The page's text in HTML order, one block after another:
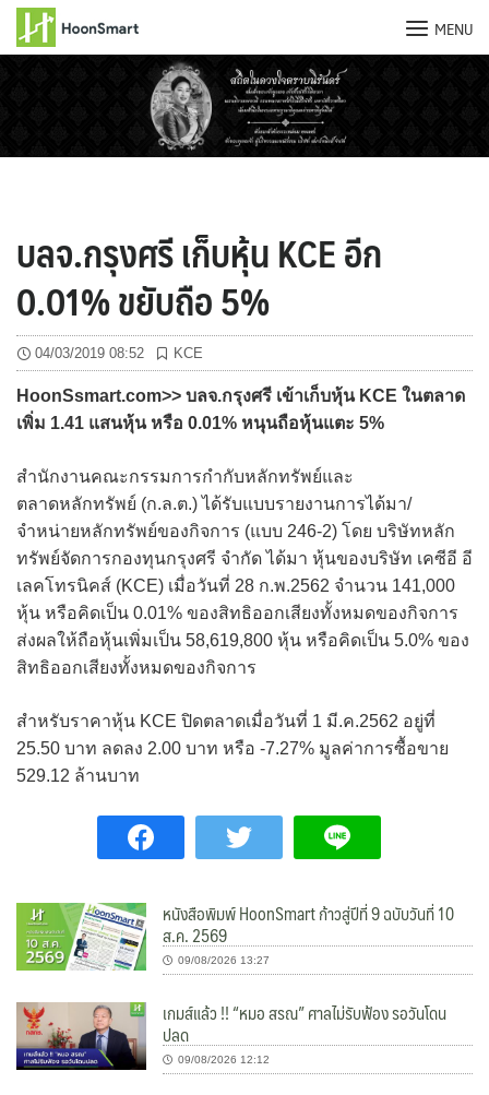
MENU
บลจ.กรุงศรี เก็บหุ้น KCE อีก
0.01% ขยับถือ 5%
04/03/2019 08:52 KCE
HoonSsmart.com>> บลจ.กรุงศรี เข้าเก็บหุ้น KCE ในตลาด
เพิ่ม 1.41 แสนหุ้น หรือ 0.01% หนุนถือหุ้นแตะ 5%
สำนักงานคณะกรรมการกำกับหลักทรัพย์และ
ตลาดหลักทรัพย์ (ก.ล.ต.) ได้รับแบบรายงานการได้มา/
จำหน่ายหลักทรัพย์ของกิจการ (แบบ 246-2) โดย บริษัทหลัก
ทรัพย์จัดการกองทุนกรุงศรี จำกัด ได้มา หุ้นของบริษัท เคซีอี อี
เลคโทรนิคส์ (KCE) เมื่อวันที่ 28 ก.พ.2562 จำนวน 141,000
หุ้น หรือคิดเป็น 0.01% ของสิทธิออกเสียงทั้งหมดของกิจการ
ส่งผลให้ถือหุ้นเพิ่มเป็น 58,619,800 หุ้น หรือคิดเป็น 5.0% ของ
สิทธิออกเสียงทั้งหมดของกิจการ
สำหรับราคาหุ้น KCE ปิดตลาดเมื่อวันที่ 1 มี.ค.2562 อยู่ที่
25.50 บาท ลดลง 2.00 บาท หรือ -7.27% มูลค่าการซื้อขาย
529.12 ล้านบาท
หนังสือพิมพ์ HoonSmart ก้าวสู่ปีที่ 9 ฉบับวันที่ 10
ส.ค. 2569
09/08/2026 13:27
เกมส์แล้ว !! “หมอ สรณ” ศาลไม่รับฟ้อง รอวันโดน
ปลด
09/08/2026 12:12